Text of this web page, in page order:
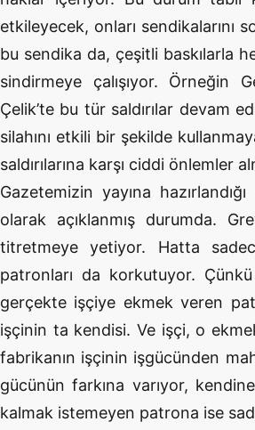
etkileyecek, onları sendikalarını
bu sendika da, çeşitli baskılarla
sindirmeye çalışıyor. Örneğin
Çelik’te bu tür saldırılar devam
silahını etkili bir şekilde
saldırılarına karşı ciddi önlemler
Gazetemizin yayına
olarak açıklanmış durumda.
titretmeye yetiyor. Hatta
patronları da korkutuyor.
gerçekte işçiye ekmek veren
işçinin ta kendisi. Ve işçi, o
fabrikanın işçinin işgücünden
gücünün farkına varıyor,
kalmak istemeyen patrona ise